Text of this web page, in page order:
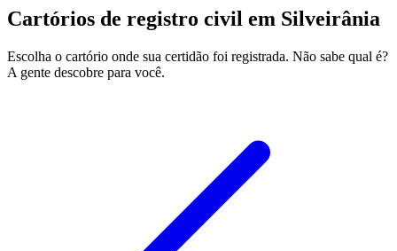
Cartórios de registro civil em Silveirânia
Escolha o cartório onde sua certidão foi registrada. Não sabe qual é?
A gente descobre para você.